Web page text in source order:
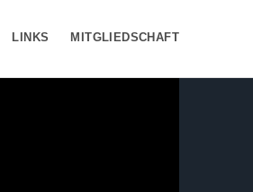
LINKS MITGLIEDSCHAFT